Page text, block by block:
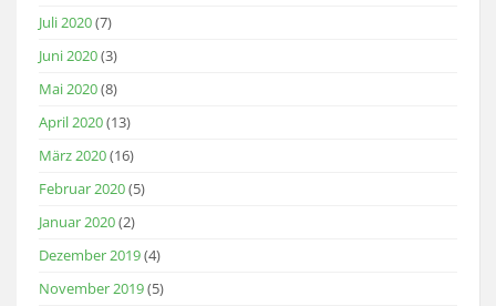
Juli 2020(7)
Juni 2020(3)
Mai 2020(8)
April 2020(13)
März 2020(16)
Februar 2020(5)
Januar 2020(2)
Dezember 2019(4)
November 2019(5)